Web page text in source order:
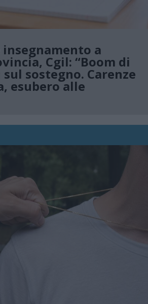
a
Cgil: “Boom di
sostegno. Carenze
esubero alle